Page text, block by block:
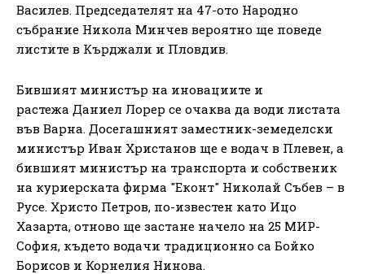
Василев. Председателят на 47-ото Народно
събрание Никола Минчев вероятно ще поведе
листите в Кърджали и Пловдив.
Бившият министър на иновациите и
растежа Даниел Лорер се очаква да води листата
във Варна. Досегашният заместник-земеделски
министър Иван Христанов ще е водач в Плевен, а
бившият министър на транспорта и собственик
на куриерската фирма "Еконт" Николай Събев – в
Русе. Христо Петров, по-известен като Ицо
Хазарта, отново ще застане начело на 25 МИР-
София, където водачи традиционно са Бойко
Борисов и Корнелия Нинова.